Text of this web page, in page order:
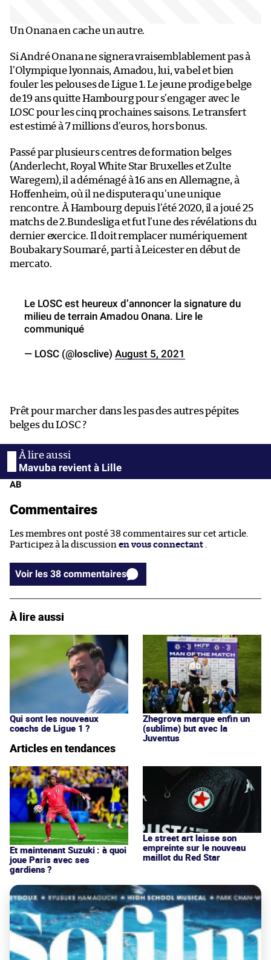
Un Onana en cache un autre.
Si André Onana ne signera vraisemblablement pas à
l’Olympique lyonnais, Amadou, lui, va bel et bien
fouler les pelouses de Ligue 1. Le jeune prodige belge
de 19 ans quitte Hambourg pour s’engager avec le
LOSC pour les cinq prochaines saisons. Le transfert
est estimé à 7 millions d’euros, hors bonus.
Passé par plusieurs centres de formation belges
(Anderlecht, Royal White Star Bruxelles et Zulte
Waregem), il a déménagé à 16 ans en Allemagne, à
Hoffenheim, où il ne disputera qu’une unique
rencontre. À Hambourg depuis l’été 2020, il a joué 25
matchs de 2.Bundesliga et fut l’une des révélations du
dernier exercice. Il doit remplacer numériquement
Boubakary Soumaré, parti à Leicester en début de
mercato.
Le LOSC est heureux d’annoncer la signature du
milieu de terrain Amadou Onana. Lire le
communiqué
— LOSC (@losclive) August 5, 2021
Prêt pour marcher dans les pas des autres pépites
belges du LOSC ?
Mavuba revient à Lille
AB
Commentaires
Les membres ont posté 38 commentaires sur cet article.
Participez à la discussion en vous connectant .
Voir les 38 commentaires
À lire aussi
Qui sont les nouveaux
coachs de Ligue 1 ?
Zhegrova marque enfin un
(sublime) but avec la
Juventus
Articles en tendances
Et maintenant Suzuki : à quoi
joue Paris avec ses
gardiens ?
Le street art laisse son
empreinte sur le nouveau
maillot du Red Star